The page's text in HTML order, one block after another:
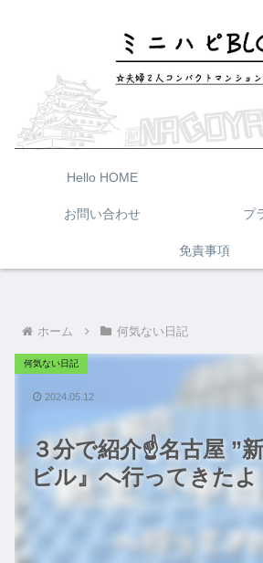
Hello HOME
お問い合わせ プ
免責事項
ホーム 何気ない日記
３分で紹介☝️名古屋 ”
ビル』へ行ってきたよ
何気ない日記
2024.05.12